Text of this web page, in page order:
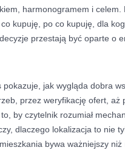
harmonogramem i
kupuję, po co kupuję, dla
przestają być oparte o
jak wygląda dobra
przez weryfikację ofert, aż
by czytelnik rozumiał
dlaczego lokalizacja to nie
bywa ważniejszy